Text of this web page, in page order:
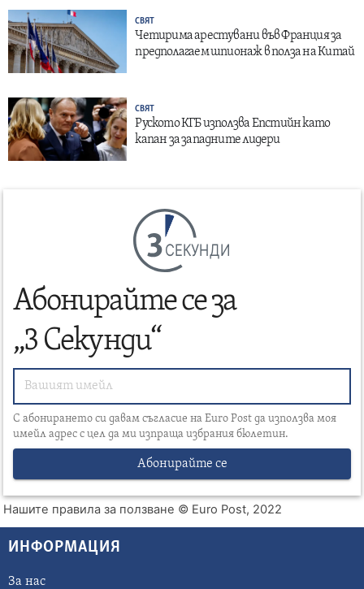
СВЯТ
Четирима арестувани във Франция за
предполагаем шпионаж в полза на Китай
СВЯТ
Руското КГБ използва Епстийн като
капан за западните лидери
СЕКУНДИ
Абонирайте се за
„3 Секунди“
С абонирането си давам съгласие на Euro Post да използва моя
имейл адрес с цел да ми изпраща избрания бюлетин.
Абонирайте се
Нашите правила за ползване © Euro Post, 2022
ИНФОРМАЦИЯ
За нас